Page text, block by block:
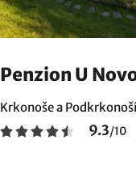
Penzion U
Krkonoše a Podkrkonoší
9.3/10